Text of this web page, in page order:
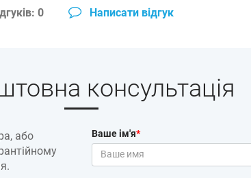
0 Написати відгук
консультація
або
Ваше ім'я*